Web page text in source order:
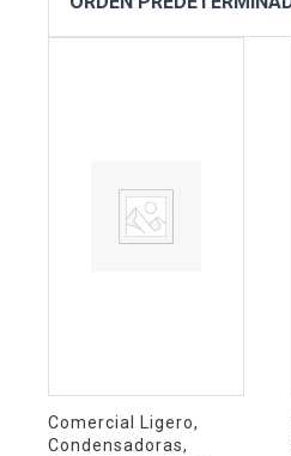
Comercial Ligero,
Condensadoras,